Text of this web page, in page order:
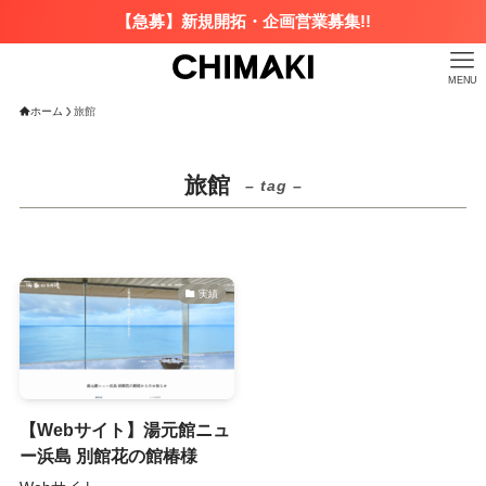
【急募】新規開拓・企画営業募集!!
MENU
ホーム 旅館
旅館 – tag –
実績
【Webサイト】湯元館ニュ
ー浜島 別館花の館椿様